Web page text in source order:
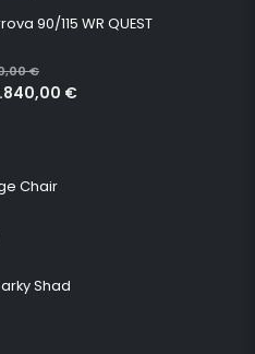
90/115 WR QUEST
€
€
Chair
Shad